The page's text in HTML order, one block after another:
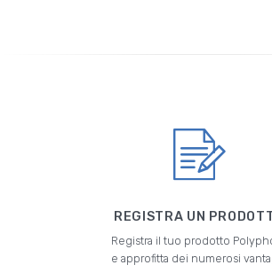
REGISTRA UN
Registra il tuo prodotto
e approfitta dei numerosi